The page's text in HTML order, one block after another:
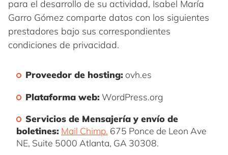
para el desarrollo de su actividad, Isabel María
Garro Gómez comparte datos con los siguientes
prestadores bajo sus correspondientes
condiciones de privacidad.
Proveedor de hosting: ovh.es
Plataforma web: WordPress.org
Servicios de Mensajería y envío de
boletines: Mail Chimp. 675 Ponce de Leon Ave
NE, Suite 5000 Atlanta, GA 30308.